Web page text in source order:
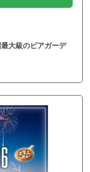
大級のビアガーデ